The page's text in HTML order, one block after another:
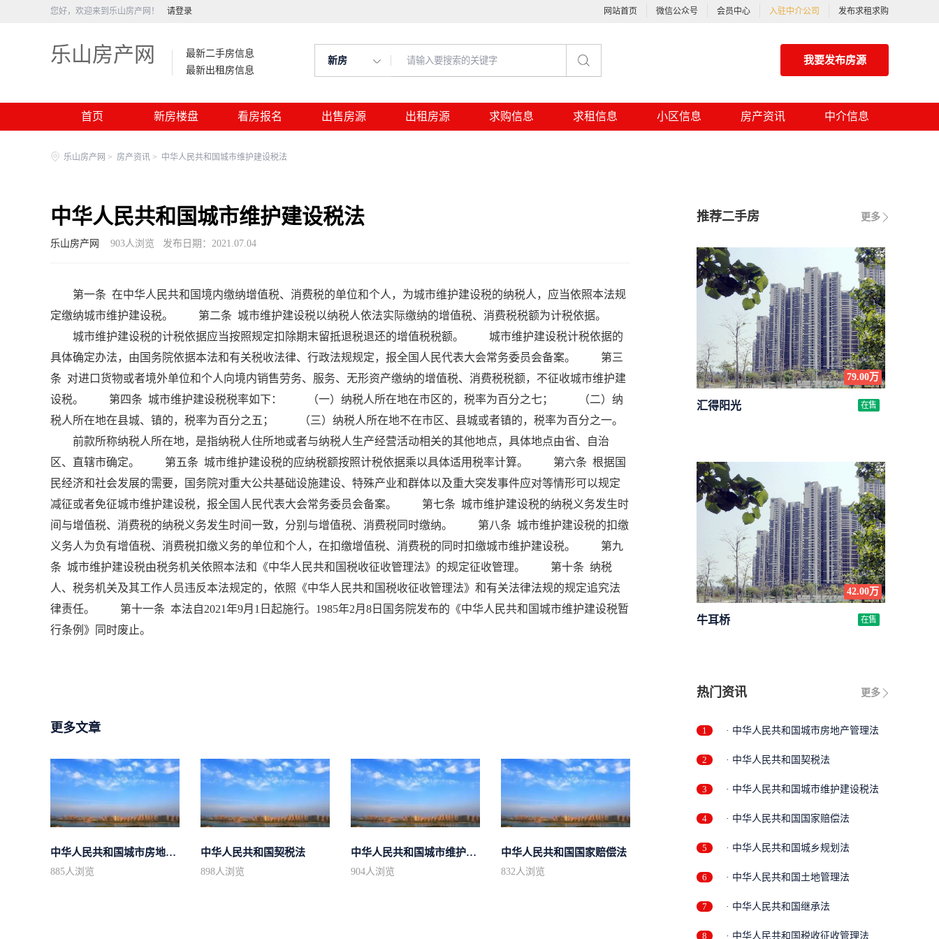
您好，欢迎来到乐山房产网！ 请登录 网站首页 微信公众号 会员中心 入驻中介公司 发布求租求购
乐山房产网
最新二手房信息
最新出租房信息
新房 我要发布房源
首页 新房楼盘 看房报名 出售房源 出租房源 求购信息 求租信息 小区信息 房产资讯 中介信息
乐山房产网 > 房产资讯 > 中华人民共和国城市维护建设税法
中华人民共和国城市维护建设税法
乐山房产网 903人浏览 发布日期：2021.07.04
第一条 在中华人民共和国境内缴纳增值税、消费税的单位和个人，为城市维护建设税的纳税人，应当依照本法规
定缴纳城市维护建设税。 第二条 城市维护建设税以纳税人依法实际缴纳的增值税、消费税税额为计税依据。
城市维护建设税的计税依据应当按照规定扣除期末留抵退税退还的增值税税额。 城市维护建设税计税依据的
具体确定办法，由国务院依据本法和有关税收法律、行政法规规定，报全国人民代表大会常务委员会备案。 第三
条 对进口货物或者境外单位和个人向境内销售劳务、服务、无形资产缴纳的增值税、消费税税额，不征收城市维护建
设税。 第四条 城市维护建设税税率如下： （一）纳税人所在地在市区的，税率为百分之七； （二）纳
税人所在地在县城、镇的，税率为百分之五； （三）纳税人所在地不在市区、县城或者镇的，税率为百分之一。
前款所称纳税人所在地，是指纳税人住所地或者与纳税人生产经营活动相关的其他地点，具体地点由省、自治
区、直辖市确定。 第五条 城市维护建设税的应纳税额按照计税依据乘以具体适用税率计算。 第六条 根据国
民经济和社会发展的需要，国务院对重大公共基础设施建设、特殊产业和群体以及重大突发事件应对等情形可以规定
减征或者免征城市维护建设税，报全国人民代表大会常务委员会备案。 第七条 城市维护建设税的纳税义务发生时
间与增值税、消费税的纳税义务发生时间一致，分别与增值税、消费税同时缴纳。 第八条 城市维护建设税的扣缴
义务人为负有增值税、消费税扣缴义务的单位和个人，在扣缴增值税、消费税的同时扣缴城市维护建设税。 第九
条 城市维护建设税由税务机关依照本法和《中华人民共和国税收征收管理法》的规定征收管理。 第十条 纳税
人、税务机关及其工作人员违反本法规定的，依照《中华人民共和国税收征收管理法》和有关法律法规的规定追究法
律责任。 第十一条 本法自2021年9月1日起施行。1985年2月8日国务院发布的《中华人民共和国城市维护建设税暂
行条例》同时废止。
更多文章
中华人民共和国城市房地产管理法
885人浏览
中华人民共和国契税法
898人浏览
中华人民共和国城市维护建设税法
904人浏览
中华人民共和国国家赔偿法
832人浏览
更多
推荐二手房
79.00万
汇得阳光 在售
42.00万
牛耳桥 在售
更多
热门资讯
1 · 中华人民共和国城市房地产管理法
2 · 中华人民共和国契税法
3 · 中华人民共和国城市维护建设税法
4 · 中华人民共和国国家赔偿法
5 · 中华人民共和国城乡规划法
6 · 中华人民共和国土地管理法
7 · 中华人民共和国继承法
8 · 中华人民共和国税收征收管理法